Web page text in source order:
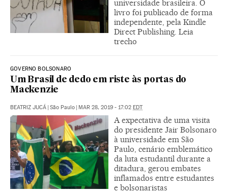
universidade brasileira. O
livro foi publicado de forma
independente, pela Kindle
Direct Publishing. Leia
trecho
GOVERNO BOLSONARO
Um Brasil de dedo em riste às portas do
Mackenzie
BEATRIZ JUCÁ | São Paulo | MAR 28, 2019 - 17:02 EDT
A expectativa de uma visita
do presidente Jair Bolsonaro
à universidade em São
Paulo, cenário emblemático
da luta estudantil durante a
ditadura, gerou embates
inflamados entre estudantes
e bolsonaristas